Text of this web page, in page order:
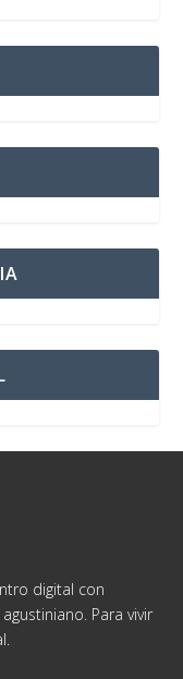
digital con
Para vivir